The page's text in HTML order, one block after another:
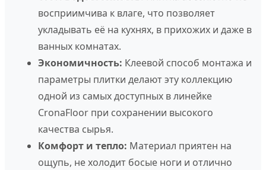
восприимчива к влаге, что позволяет
укладывать её на кухнях, в прихожих и даже в
ванных комнатах.
Экономичность: Клеевой способ монтажа и
параметры плитки делают эту коллекцию
одной из самых доступных в линейке
CronaFloor при сохранении высокого
качества сырья.
Комфорт и тепло: Материал приятен на
ощупь, не холодит босые ноги и отлично